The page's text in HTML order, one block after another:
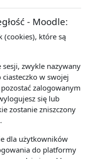
- Moodle:
(cookies), które są
zwykle nazywany
w swojej
zalogowanym
się lub
zostanie zniszczony
dla użytkowników
do platformy